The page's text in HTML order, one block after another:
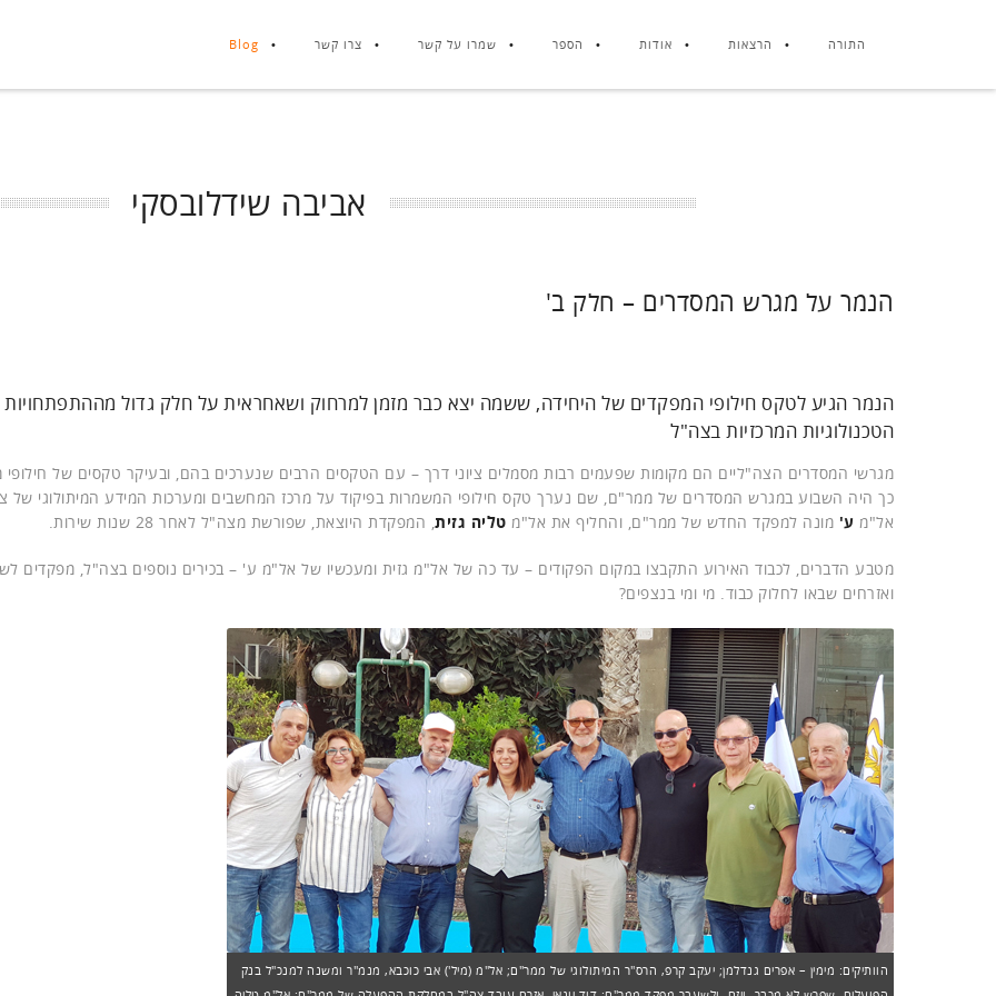
התורה הרצאות אודות הספר שמרו על קשר צרו קשר Blog
אביבה שידלובסקי
הנמר על מגרש המסדרים – חלק ב'
הנמר הגיע לטקס חילופי המפקדים של היחידה, ששמה יצא כבר מזמן למרחוק ושאחראית על חלק גדול מההתפתחויות
הטכנולוגיות המרכזיות בצה"ל
מגרשי המסדרים הצה"ליים הם מקומות שפעמים רבות מסמלים ציוני דרך – עם הטקסים הרבים שנערכים בהם, ובעיקר טקסים של חילופי
כך היה השבוע במגרש המסדרים של ממר"ם, שם נערך טקס חילופי המשמרות בפיקוד על מרכז המחשבים ומערכות המידע המיתולוגי של
אל"מ ע' מונה למפקד החדש של ממר"ם, והחליף את אל"מ טליה גזית, המפקדת היוצאת, שפורשת מצה"ל לאחר 28 שנות שירות.
מטבע הדברים, לכבוד האירוע התקבצו במקום הפקודים – עד כה של אל"מ גזית ומעכשיו של אל"מ ע' – בכירים נוספים בצה"ל, מפקדים
ואזרחים שבאו לחלוק כבוד. מי ומי בנצפים?
הוותיקים: מימין – אפרים גנדלמן; יעקב קרפ, הרס"ר המיתולוגי של ממר"ם; אל"מ (מיל') אבי כוכבא, מנמ"ר ומשנה למנכ"ל בנק